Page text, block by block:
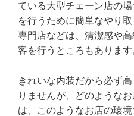
ている大型チェーン店の
を行うために簡単なやり
専門店などは、清潔感や
客を行うところもあります
きれいな内装だから必ず
りませんが、どのような
は、このようなお店の環境